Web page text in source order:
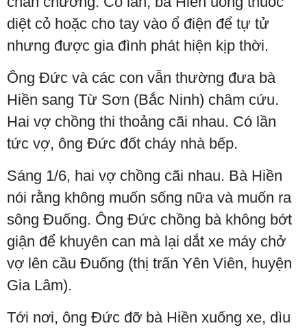
diệt cỏ hoặc cho tay vào ổ điện để tự tử
nhưng được gia đình phát hiện kịp thời.
Ông Đức và các con vẫn thường đưa bà
Hiền sang Từ Sơn (Bắc Ninh) châm cứu.
Hai vợ chồng thi thoảng cãi nhau. Có lần
tức vợ, ông Đức đốt cháy nhà bếp.
Sáng 1/6, hai vợ chồng cãi nhau. Bà Hiền
nói rằng không muốn sống nữa và muốn ra
sông Đuống. Ông Đức chồng bà không bớt
giận để khuyên can mà lại dắt xe máy chở
vợ lên cầu Đuống (thị trấn Yên Viên, huyện
Gia Lâm).
Tới nơi, ông Đức đỡ bà Hiền xuống xe, dìu